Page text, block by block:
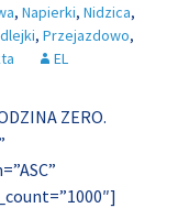
, Napierki, Nidzica,
, Przejazdowo,
EL
ZERO.